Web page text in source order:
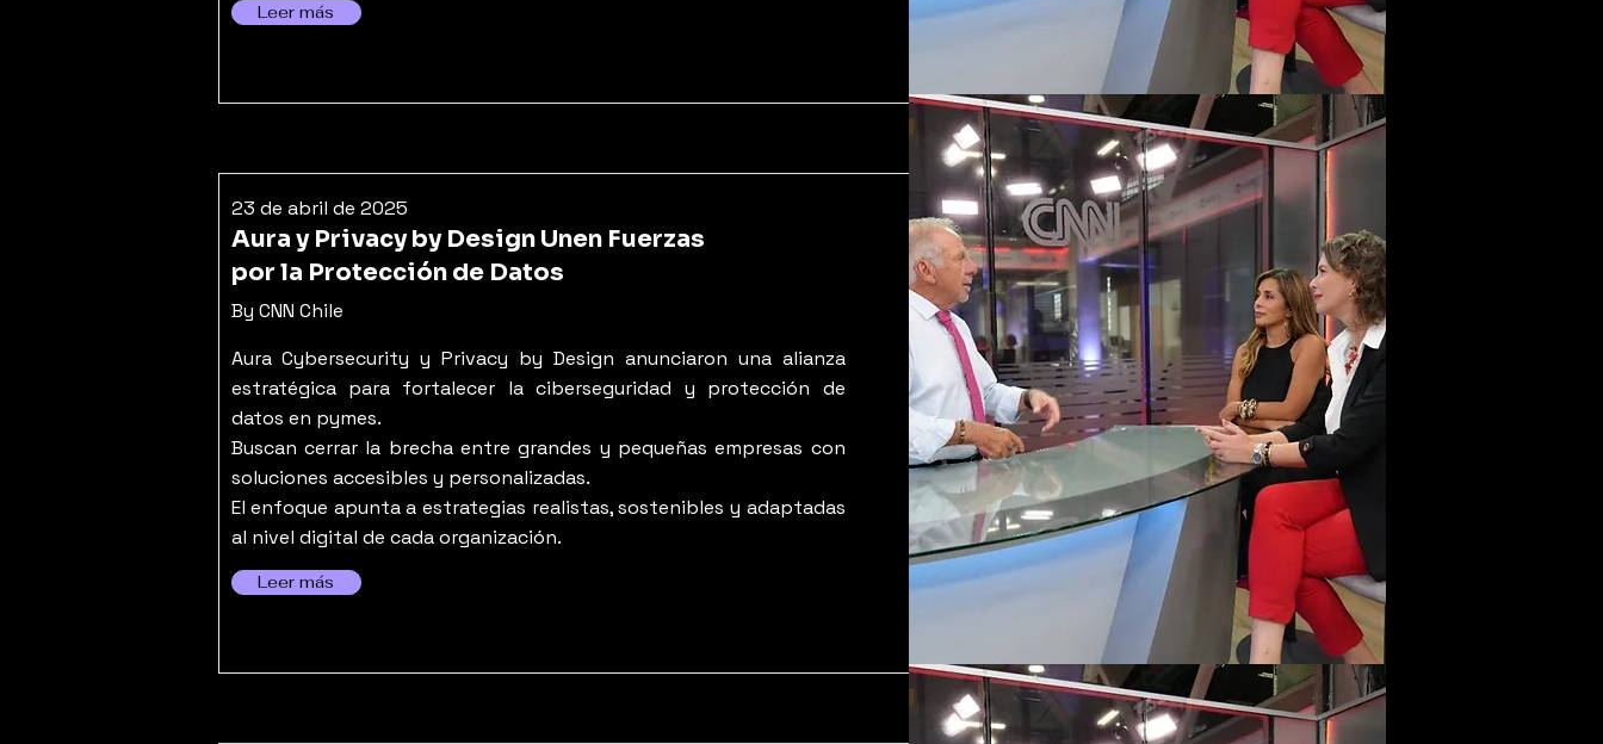
Leer más
23 de abril de 2025
Aura y Privacy by Design Unen Fuerzas
por la Protección de Datos
By CNN Chile
Aura Cybersecurity y Privacy by Design anunciaron una alianza
estratégica para fortalecer la ciberseguridad y protección de
datos en pymes.
Buscan cerrar la brecha entre grandes y pequeñas empresas con
soluciones accesibles y personalizadas.
El enfoque apunta a estrategias realistas, sostenibles y adaptadas
al nivel digital de cada organización.
Leer más